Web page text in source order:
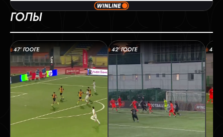
ГОЛЫ
47’ ГООГЕ 42’ ГООГЕ 43’